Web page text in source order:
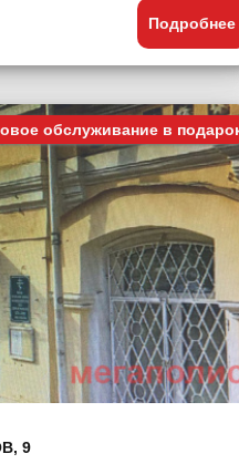
Подробнее
обслуживание в
9